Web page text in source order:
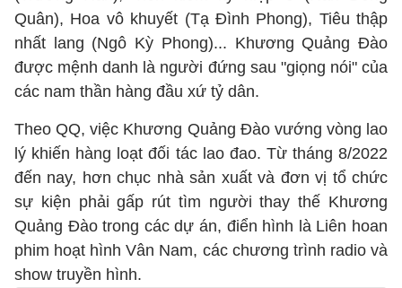
Quân), Hoa vô khuyết (Tạ Đình Phong), Tiêu thập
nhất lang (Ngô Kỳ Phong)... Khương Quảng Đào
được mệnh danh là người đứng sau "giọng nói" của
các nam thần hàng đầu xứ tỷ dân.
Theo QQ, việc Khương Quảng Đào vướng vòng lao
lý khiến hàng loạt đối tác lao đao. Từ tháng 8/2022
đến nay, hơn chục nhà sản xuất và đơn vị tổ chức
sự kiện phải gấp rút tìm người thay thế Khương
Quảng Đào trong các dự án, điển hình là Liên hoan
phim hoạt hình Vân Nam, các chương trình radio và
show truyền hình.